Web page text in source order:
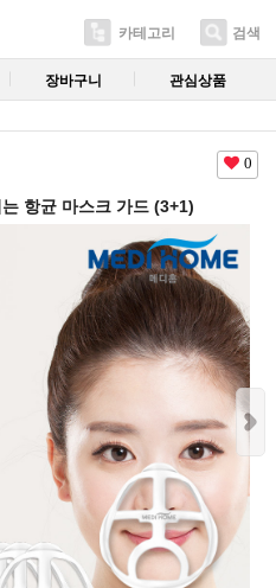
카테고리 검색
장바구니 관심상품
0
항균 마스크 가드 (3+1)